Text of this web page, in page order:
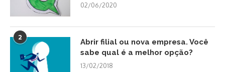
02/06/2020
2
Abrir filial ou nova empresa. Você
sabe qual é a melhor opção?
13/02/2018